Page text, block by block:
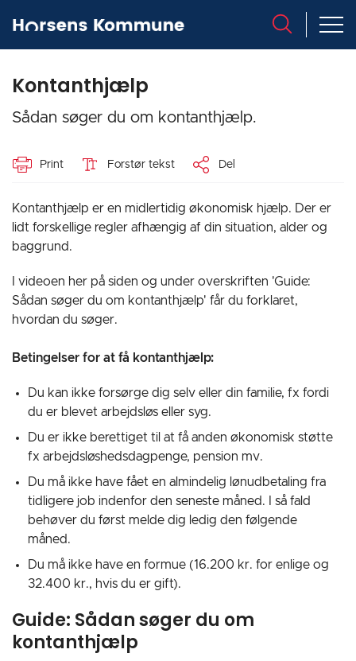
Kontanthjælp
Sådan søger du om kontanthjælp.
Print Forstør tekst Del
Kontanthjælp er en midlertidig økonomisk hjælp. Der er
lidt forskellige regler afhængig af din situation, alder og
baggrund.
I videoen her på siden og under overskriften 'Guide:
Sådan søger du om kontanthjælp' får du forklaret,
hvordan du søger.
Betingelser for at få kontanthjælp:
Du kan ikke forsørge dig selv eller din familie, fx fordi
du er blevet arbejdsløs eller syg.
Du er ikke berettiget til at få anden økonomisk støtte
fx arbejdsløshedsdagpenge, pension mv.
Du må ikke have fået en almindelig lønudbetaling fra
tidligere job indenfor den seneste måned. I så fald
behøver du først melde dig ledig den følgende
måned.
Du må ikke have en formue (16.200 kr. for enlige og
32.400 kr., hvis du er gift).
Guide: Sådan søger du om
kontanthjælp